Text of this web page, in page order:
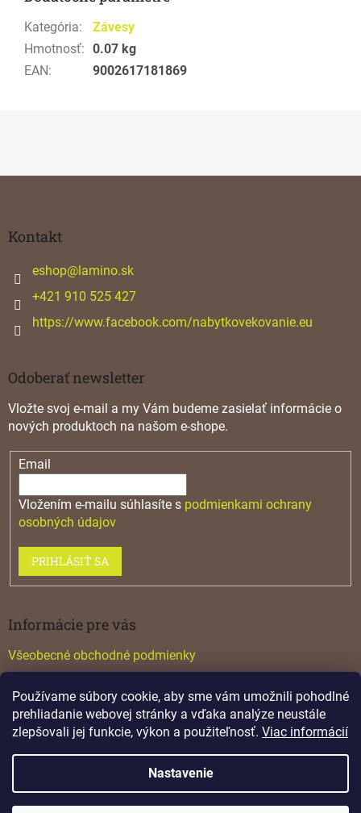
Používame súbory cookie, aby sme vám umožnili pohodlné
prehliadanie webovej stránky a vďaka analýze neustále
zlepšovali jej funkcie, výkon a použiteľnosť. Viac informácií
Nastavenie
Kategória:
Závesy
Hmotnosť: 0.07 kg
EAN: 9002617181869
Kontakt
eshop@lamino.sk
+421 910 525 427
https://www.facebook.com/nabytkovekovanie.eu
Odoberať newsletter
Vložte svoj e-mail a my Vám budeme zasielať informácie o
nových produktoch na našom e-shope.
Email
Vložením e-mailu súhlasíte s podmienkami ochrany
osobných údajov
PRIHLÁSIŤ SA
Informácie pre vás
Všeobecné obchodné podmienky
Katalógy
Vytvoril Shoptet